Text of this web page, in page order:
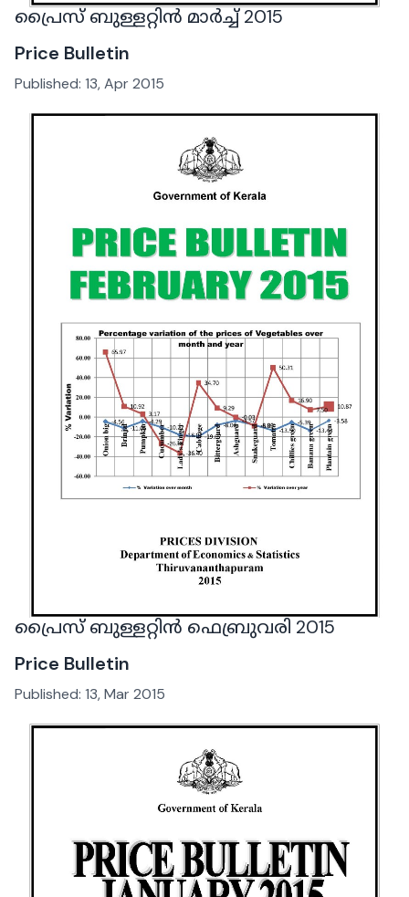
പ്രൈസ് ബുള്ളറ്റിൻ മാർച്ച് 2015
Price Bulletin
Published: 13, Apr 2015
പ്രൈസ് ബുള്ളറ്റിൻ ഫെബ്രുവരി 2015
Price Bulletin
Published: 13, Mar 2015